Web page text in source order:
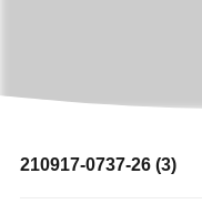
210917-0737-26 (3)